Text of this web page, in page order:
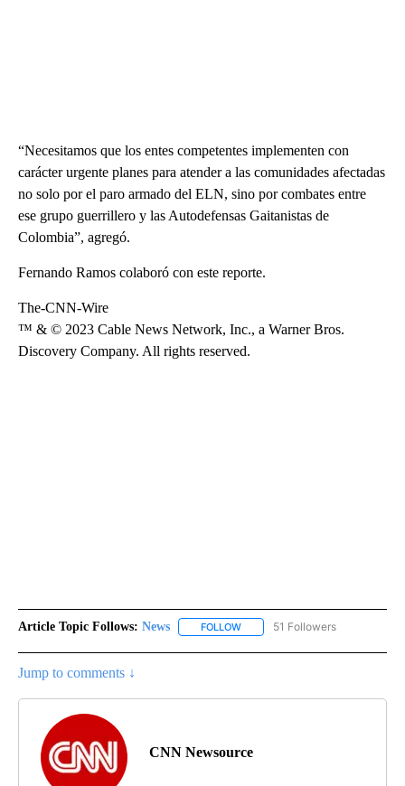
“Necesitamos que los entes competentes implementen con
carácter urgente planes para atender a las comunidades afectadas
no solo por el paro armado del ELN, sino por combates entre
ese grupo guerrillero y las Autodefensas Gaitanistas de
Colombia”, agregó.
Fernando Ramos colaboró con este reporte.
The-CNN-Wire
™ & © 2023 Cable News Network, Inc., a Warner Bros.
Discovery Company. All rights reserved.
Article Topic Follows: News FOLLOW FOLLOW "NEWS" TO RECEIVE
51 Followers
Jump to comments ↓
CNN Newsource